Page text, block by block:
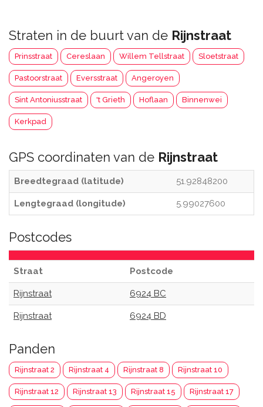
Straten in de buurt van de Rijnstraat
Prinsstraat Cereslaan Willem Tellstraat Sloetstraat
Pastoorstraat Eversstraat Angeroyen
Sint Antoniusstraat 't Grieth Hoflaan Binnenwei
Kerkpad
GPS coordinaten van de Rijnstraat
Breedtegraad (latitude) 51.92848200
Lengtegraad (longitude) 5.99027600
Postcodes
Straat Postcode
Rijnstraat 6924 BC
Rijnstraat 6924 BD
Panden
Rijnstraat 2 Rijnstraat 4 Rijnstraat 8 Rijnstraat 10
Rijnstraat 12 Rijnstraat 13 Rijnstraat 15 Rijnstraat 17